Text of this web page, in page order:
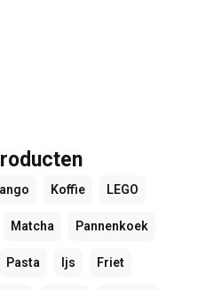
Koffie LEGO
Matcha Pannenkoek
Pasta Ijs Friet